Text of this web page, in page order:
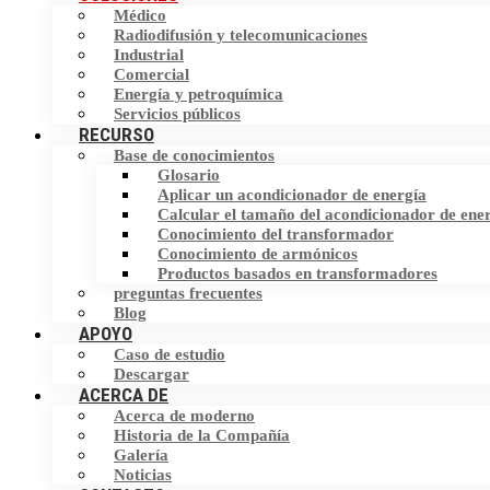
Interruptor de transferencia estática (STS)
Almacenamiento de energía
Filtro armónico
Dispositivo de corrección del factor de
potencia (PFC)
Eliminador de corriente neutra (NCE)
Dispositivo de protección contra
sobretensiones (SPD)
Médico
Radiodifusión y telecomunicaciones
Industrial
Comercial
Energía y petroquímica
Servicios públicos
RECURSO
Base de conocimientos
Glosario
Aplicar un acondicionador de energía
Calcular el tamaño del acondicionador de
Conocimiento del transformador
Conocimiento de armónicos
Productos basados en transformadores
preguntas frecuentes
Blog
APOYO
Caso de estudio
Descargar
ACERCA DE
Acerca de moderno
Historia de la Compañía
Galería
Noticias